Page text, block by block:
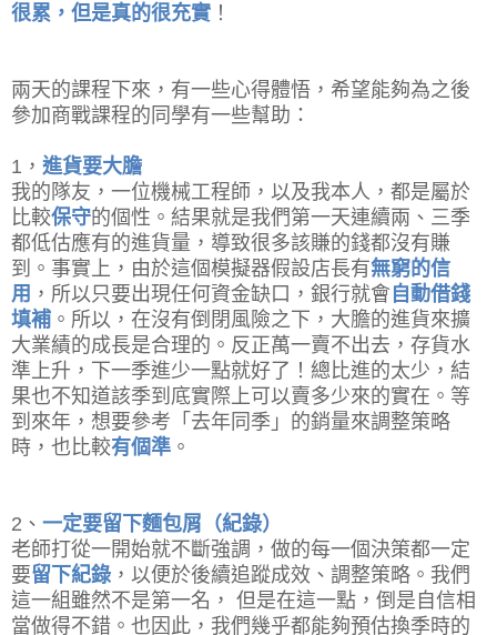
很累，但是真的很充實 ！
兩天的課程下來，有一些心得體悟，希望能夠為之後
參加商戰課程的同學有一些幫助：
1， 進貨要大膽
我的隊友，一位機械工程師，以及我本人，都是屬於
比較保守的個性。結果就是我們第一天連續兩、三季
都低估應有的進貨量，導致很多該賺的錢都沒有賺
到。事實上，由於這個模擬器假設店長有無窮的信
用 ，所以只要出現任何資金缺口，銀行就會 自動借錢
填補 。所以，在沒有倒閉風險之下，大膽的進貨來擴
大業績的成長是合理的。反正萬一賣不出去，存貨水
準上升，下一季進少一點就好了！總比進的太少，結
果也不知道該季到底實際上可以賣多少來的實在。等
到來年，想要參考「去年同季」的銷量來調整策略
時，也比較有個準 。
2、 一定要留下麵包屑（紀錄）
老師打從一開始就不斷強調，做的每一個決策都一定
要留下紀錄 ，以便於後續追蹤成效、調整策略。我們
這一組雖然不是第一名， 但是在這一點，倒是自信相
當做得不錯。也因此，我們幾乎都能夠預估換季時的